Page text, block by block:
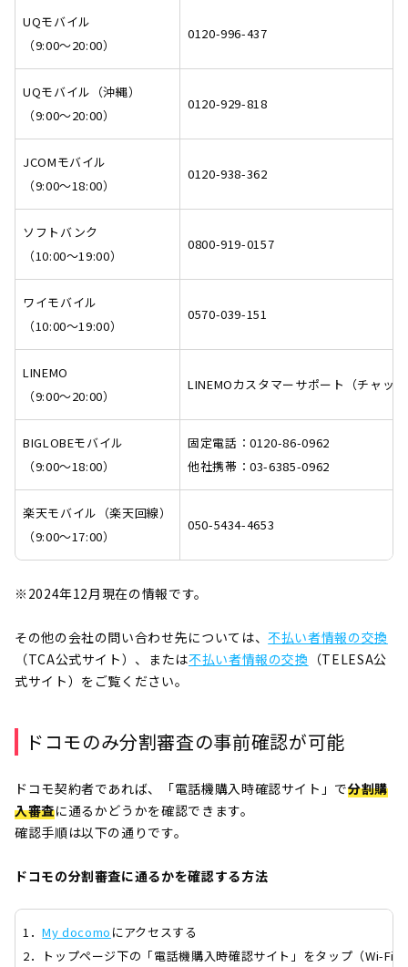
UQモバイル
（9:00～20:00）
0120-996-437
UQモバイル（沖縄）
（9:00～20:00）
0120-929-818
JCOMモバイル
（9:00～18:00）
0120-938-362
ソフトバンク
（10:00～19:00）
0800-919-0157
ワイモバイル
（10:00～19:00）
0570-039-151
LINEMO
（9:00～20:00）
LINEMOカスタマーサポート（チャ
BIGLOBEモバイル
（9:00～18:00）
固定電話：0120-86-0962
他社携帯：03-6385-0962
楽天モバイル（楽天回線）
（9:00～17:00）
050-5434-4653
※2024年12月現在の情報です。
その他の会社の問い合わせ先については、不払い者情報の交換
（TCA公式サイト）、または不払い者情報の交換 （TELESA公
式サイト）をご覧ください。
ドコモのみ分割審査の事前確認が可能
ドコモ契約者であれば、「電話機購入時確認サイト」で分割購
入審査に通るかどうかを確認できます。
確認手順は以下の通りです。
ドコモの分割審査に通るかを確認する方法
1．My docomo にアクセスする
2．トップページ下の「電話機購入時確認サイト」をタップ（Wi-Fi